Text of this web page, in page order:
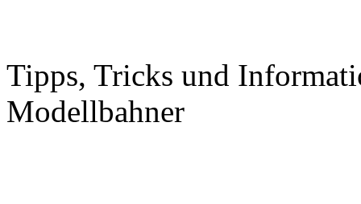
Tipps, Tricks und
Modellbahner